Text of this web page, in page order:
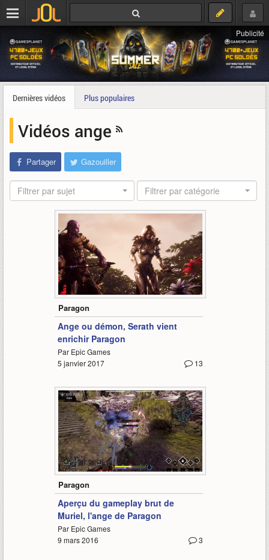
Publicité
Dernières vidéos Plus populaires
Vidéos ange
Partager Gazouiller
Filtrer par sujet Filtrer par catégorie
0:43
Paragon
Ange ou démon, Serath vient
enrichir Paragon
Par Epic Games
13
5 janvier 2017
2:22
Paragon
Aperçu du gameplay brut de
Muriel, l'ange de Paragon
Par Epic Games
3
9 mars 2016